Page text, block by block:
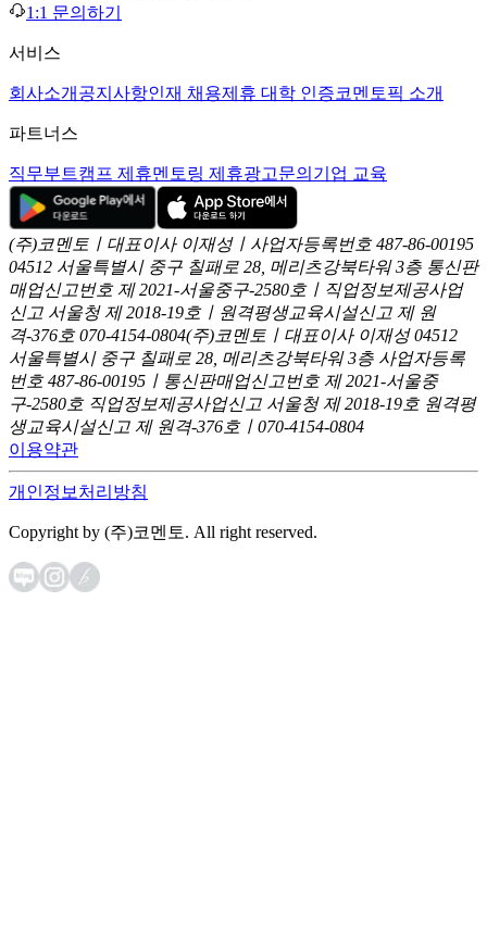
1:1 문의하기
서비스
회사소개 공지사항인재 채용제휴 대학 인증코멘토픽 소개
파트너스
직무부트캠프 제휴멘토링 제휴광고문의 기업 교육
(주)코멘토ㅣ대표이사 이재성ㅣ사업자등록번호 487-86-00195
04512 서울특별시 중구 칠패로 28, 메리츠강북타워 3층 통신판
매업신고번호 제 2021-서울중구-2580호ㅣ직업정보제공사업
신고 서울청 제 2018-19호ㅣ원격평생교육시설신고 제 원
격-376호 070-4154-0804(주)코멘토ㅣ대표이사 이재성 04512
서울특별시 중구 칠패로 28, 메리츠강북타워 3층 사업자등록
번호 487-86-00195ㅣ통신판매업신고번호 제 2021-서울중
구-2580호 직업정보제공사업신고 서울청 제 2018-19호 원격평
생교육시설신고 제 원격-376호ㅣ070-4154-0804
이용약관
개인정보처리방침
Copyright by (주)코멘토. All right reserved.